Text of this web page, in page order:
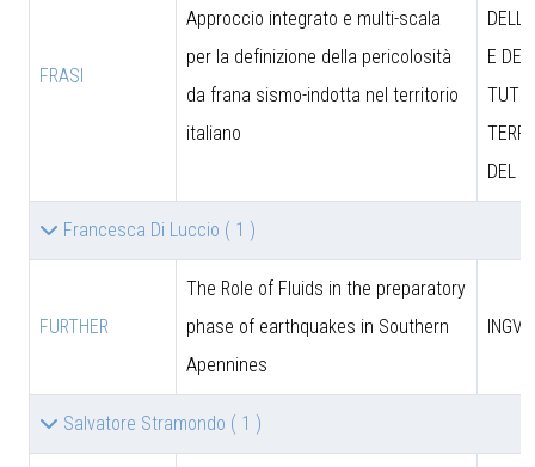
FRASI
Approccio integrato e multi-scala
per la definizione della pericolosità
da frana sismo-indotta nel territorio
italiano
E
DEL
Francesca Di Luccio ( 1 )
FURTHER
The Role of Fluids in the preparatory
phase of earthquakes in Southern
Apennines
INGV
Salvatore Stramondo ( 1 )